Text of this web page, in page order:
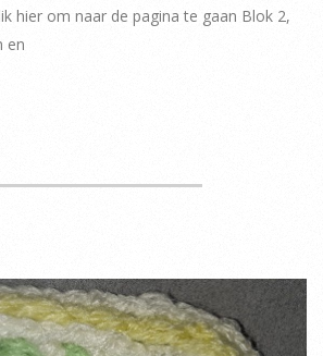
hier om naar de pagina te gaan Blok 2,
en